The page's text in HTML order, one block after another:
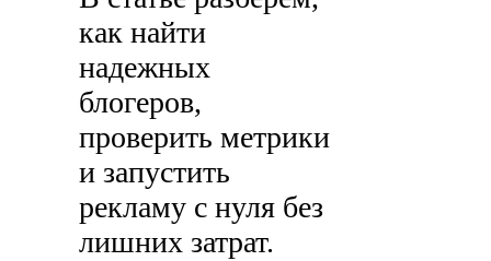
как найти
надежных
блогеров,
проверить метрики
и запустить
рекламу с нуля без
лишних затрат.